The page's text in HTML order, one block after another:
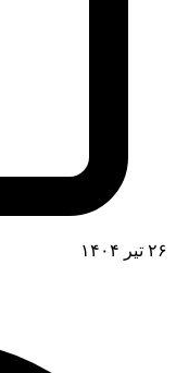
۲۶ تیر ۱۴۰۴